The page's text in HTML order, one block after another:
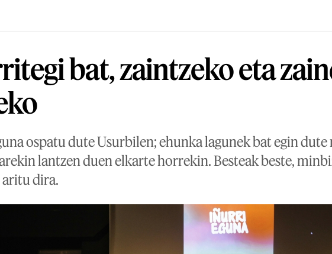
bat, zaintzeko eta
ospatu dute Usurbilen; ehunka lagunek bat egin
lantzen duen elkarte horrekin. Besteak beste,
aritu dira.